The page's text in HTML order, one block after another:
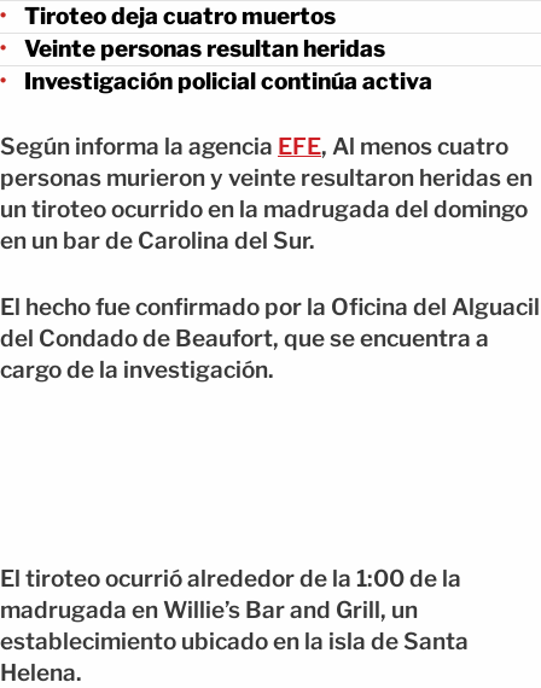
Tiroteo deja cuatro muertos
Veinte personas resultan heridas
Investigación policial continúa activa
Según informa la agencia EFE, Al menos cuatro
personas murieron y veinte resultaron heridas en
un tiroteo ocurrido en la madrugada del domingo
en un bar de Carolina del Sur.
El hecho fue confirmado por la Oficina del Alguacil
del Condado de Beaufort, que se encuentra a
cargo de la investigación.
El tiroteo ocurrió alrededor de la 1:00 de la
madrugada en Willie’s Bar and Grill, un
establecimiento ubicado en la isla de Santa
Helena.